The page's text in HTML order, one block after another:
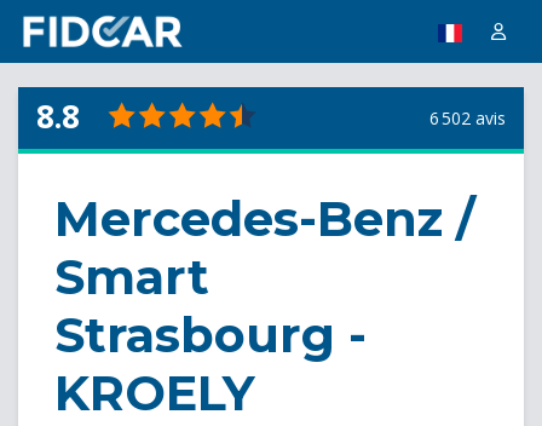
8.8 6 502 avis
Mercedes-Benz /
Smart
Strasbourg -
KROELY